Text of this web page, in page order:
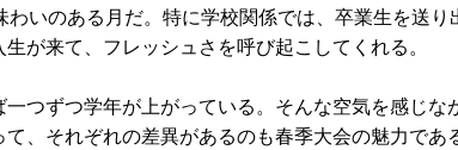
海外
短信
選手
動画
ツアー
芸能
いのある月だ。特に学校関係では、卒業生を送り
が来て、フレッシュさを呼び起こしてくれる。
つずつ学年が上がっている。そんな空気を感じな
、それぞれの差異があるのも春季大会の魅力であ